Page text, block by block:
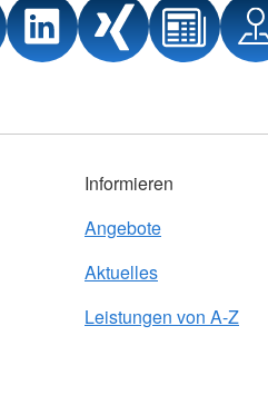
Informieren
Angebote
Aktuelles
Leistungen von A-Z